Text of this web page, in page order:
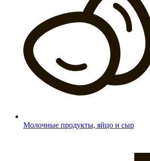
Молочные продукты, яйцо и сыр